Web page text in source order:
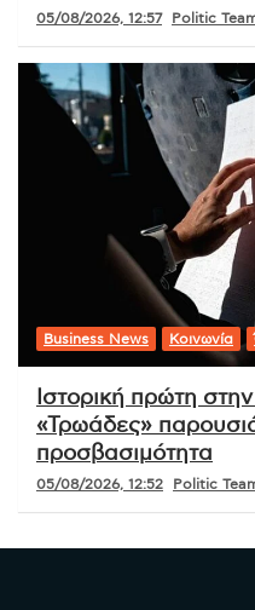
05/08/2026, 12:57 Politic
Business News Κοινωνία
Ιστορική πρώτη
«Τρωάδες»
προσβασιμότητα
05/08/2026, 12:52 Politic